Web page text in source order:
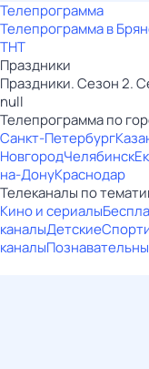
Телепрограмма
Телепрограмма в
ТНТ
Праздники
Праздники. Сезон 2.
null
Телепрограмма по
Санкт-Петербург
НовгородЧелябинск
на-ДонуКраснодар
Телеканалы по
Кино и сериалы
каналыДетские
каналы